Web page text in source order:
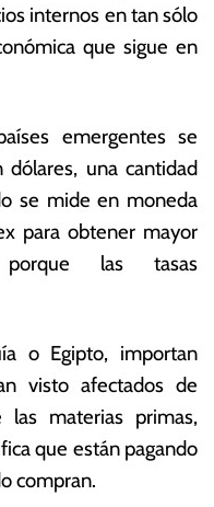
internos en tan sólo
que sigue en
emergentes se
una cantidad
se mide en moneda
para obtener mayor
las tasas
o Egipto, importan
visto afectados de
materias primas,
que están pagando
compran.